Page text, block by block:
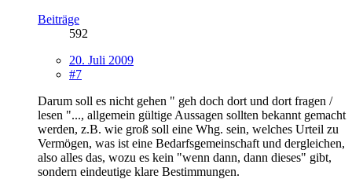
Beiträge
592
20. Juli 2009
#7
Darum soll es nicht gehen " geh doch dort und dort fragen /
lesen "..., allgemein gültige Aussagen sollten bekannt gemacht
werden, z.B. wie groß soll eine Whg. sein, welches Urteil zu
Vermögen, was ist eine Bedarfsgemeinschaft und dergleichen,
also alles das, wozu es kein "wenn dann, dann dieses" gibt,
sondern eindeutige klare Bestimmungen.